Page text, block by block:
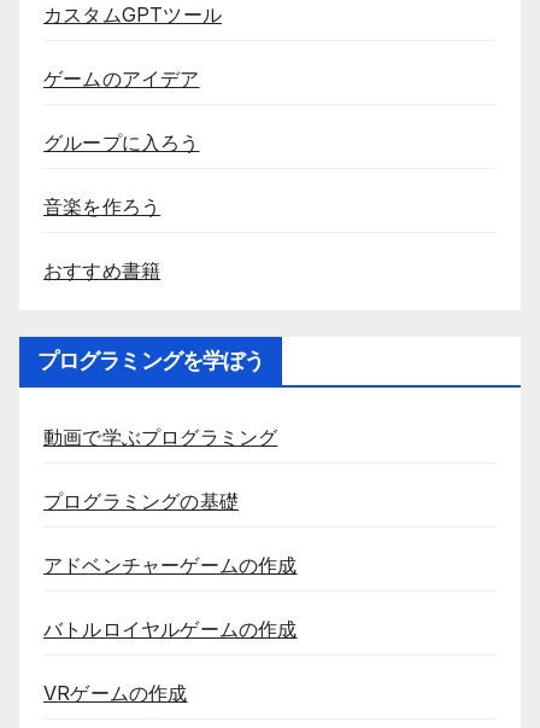
カスタムGPTツール
ゲームのアイデア
グループに入ろう
音楽を作ろう
おすすめ書籍
プログラミングを学ぼう
動画で学ぶプログラミング
プログラミングの基礎
アドベンチャーゲームの作成
バトルロイヤルゲームの作成
VRゲームの作成